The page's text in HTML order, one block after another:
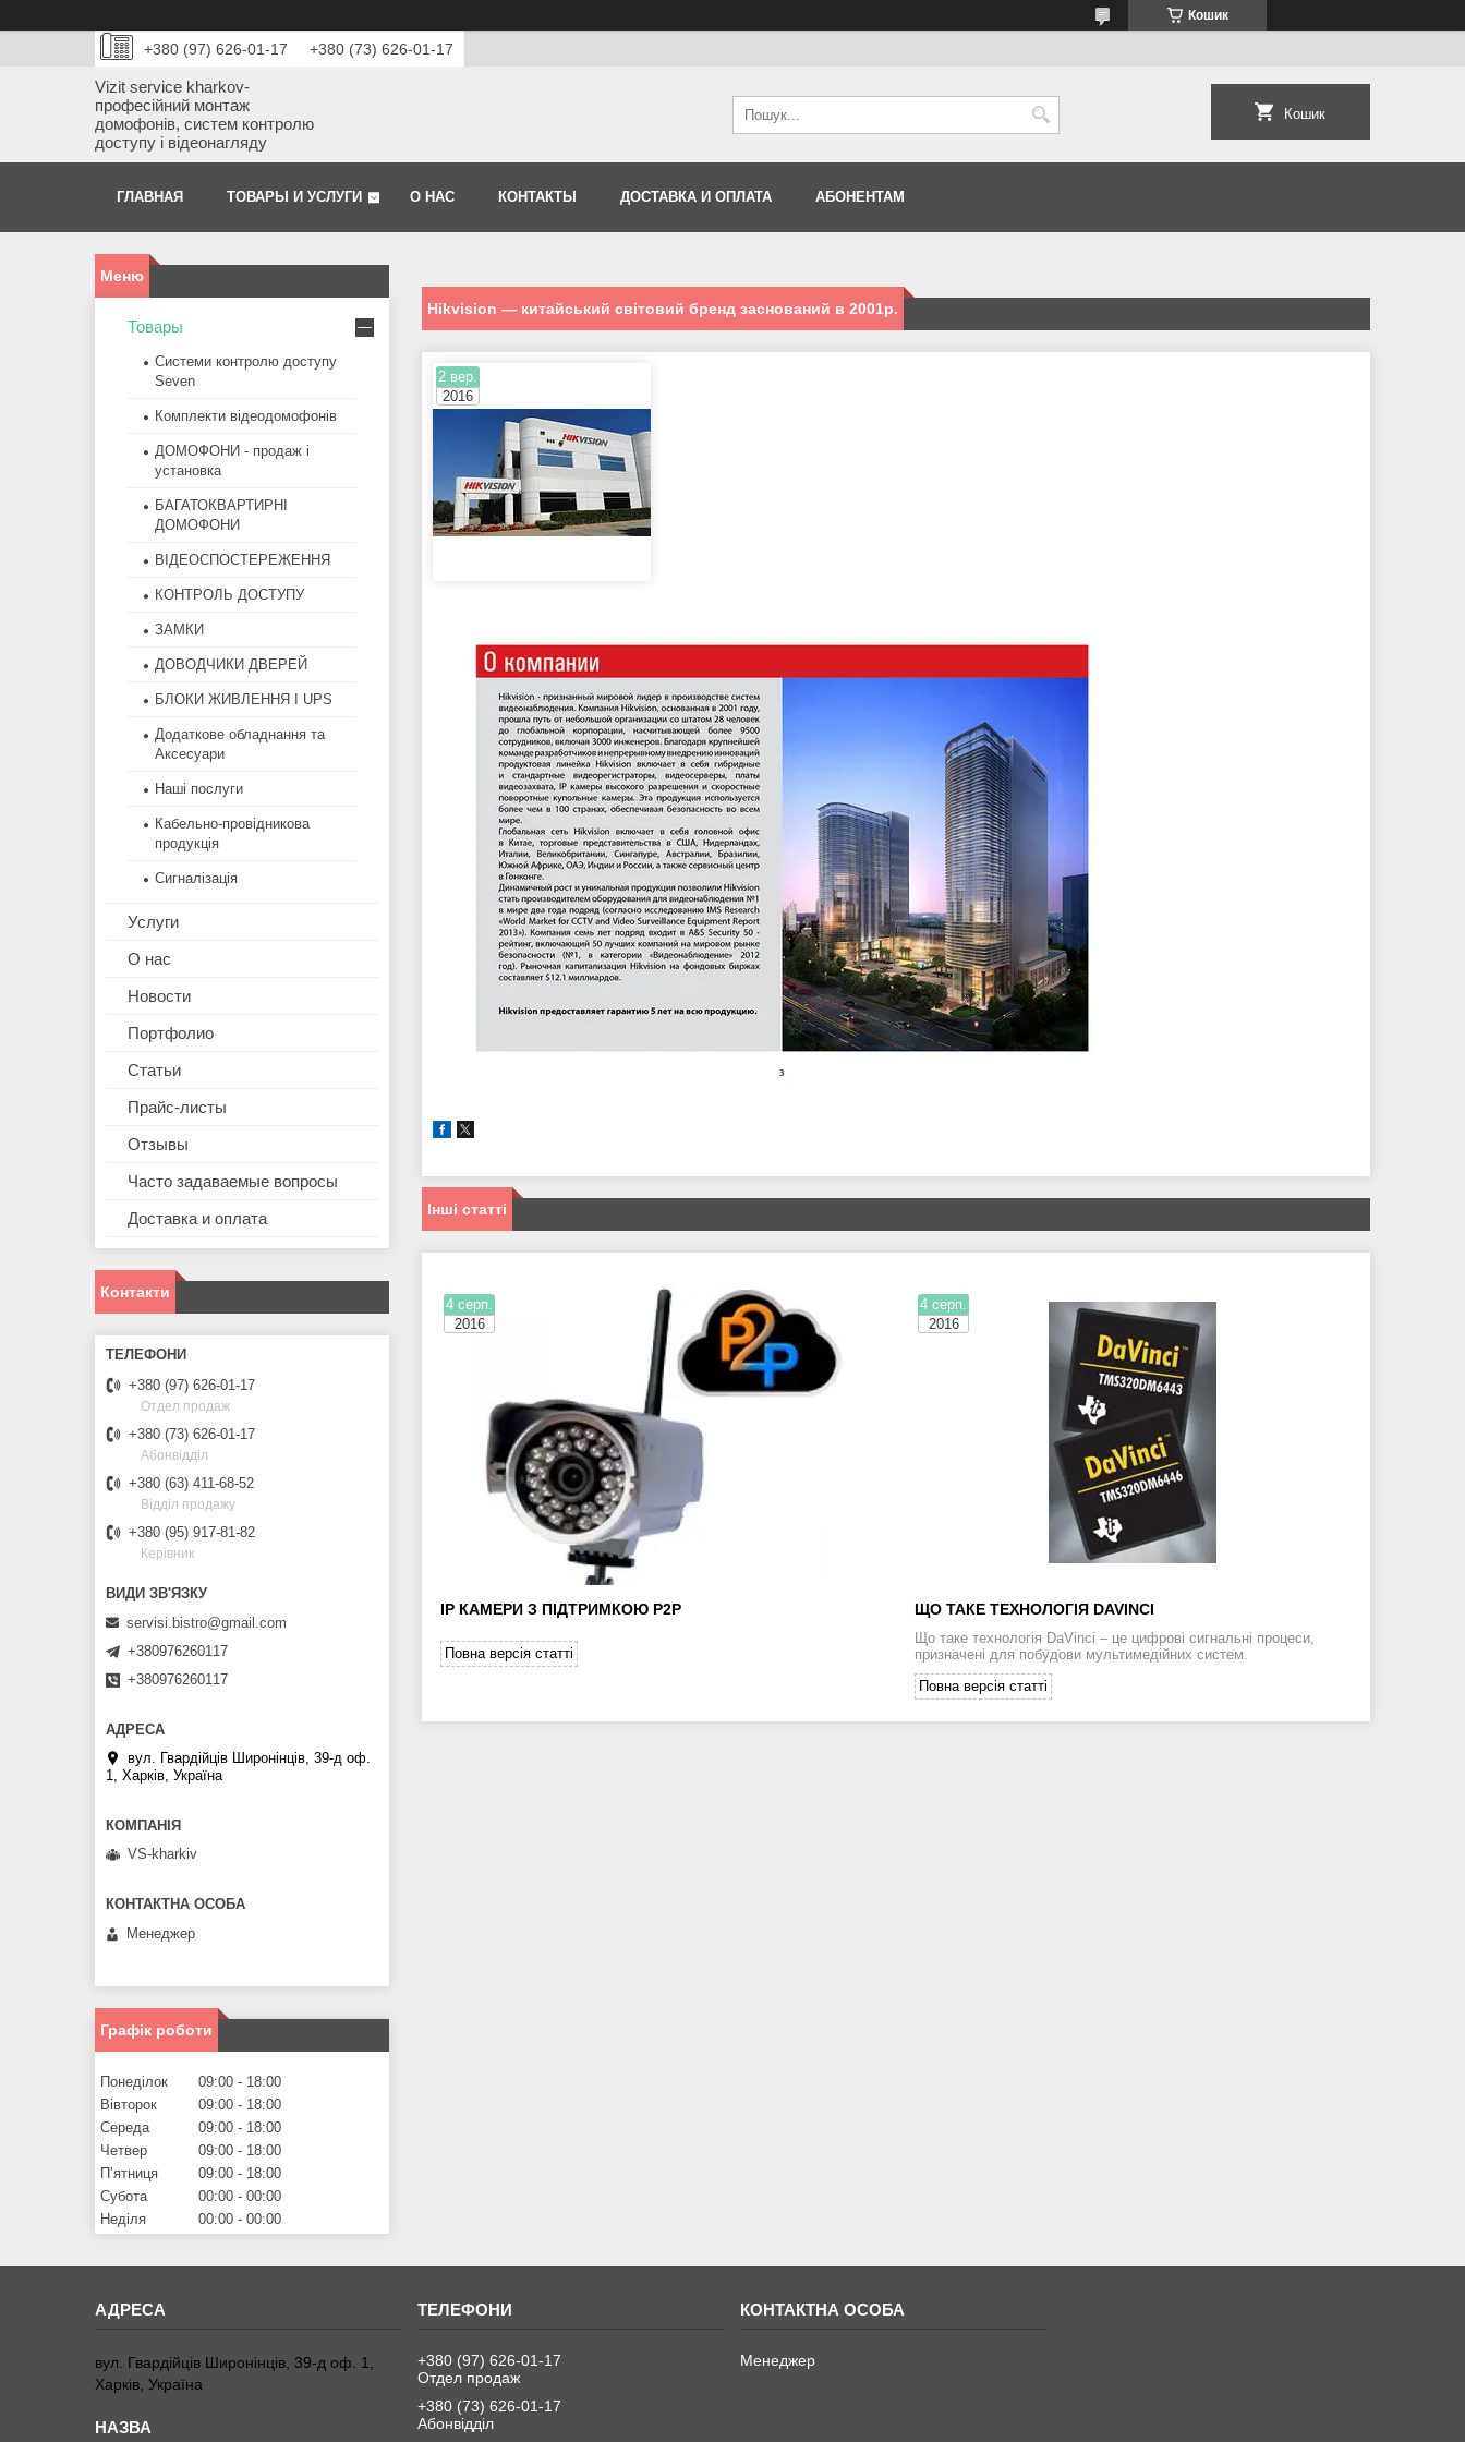
Кошик
+380 (97) 626-01-17 +380 (73) 626-01-17
Vizit service kharkov-
професійний монтаж
домофонів, систем контролю
доступу і відеонагляду
Кошик
ГЛАВНАЯ ТОВАРЫ И УСЛУГИ О НАС КОНТАКТЫ ДОСТАВКА И ОПЛАТА АБОНЕНТАМ
Hikvision — китайський світовий бренд заснований в 2001р.
2 вер.
2016
Інші статті
4 серп.
2016
IP КАМЕРИ З ПІДТРИМКОЮ P2P
Повна версія статті
4 серп.
2016
ЩО ТАКЕ ТЕХНОЛОГІЯ DAVINCI
Що таке технологія DaVinci – це цифрові сигнальні процеси,
призначені для побудови мультимедійних систем.
Повна версія статті
Товары
Системи контролю доступу
Seven
Комплекти відеодомофонів
ДОМОФОНИ - продаж і
установка
БАГАТОКВАРТИРНІ
ДОМОФОНИ
ВІДЕОСПОСТЕРЕЖЕННЯ
КОНТРОЛЬ ДОСТУПУ
ЗАМКИ
ДОВОДЧИКИ ДВЕРЕЙ
БЛОКИ ЖИВЛЕННЯ І UPS
Додаткове обладнання та
Аксесуари
Наші послуги
Кабельно-провідникова
продукція
Сигналізація
Услуги
О нас
Новости
Портфолио
Статьи
Прайс-листы
Отзывы
Часто задаваемые вопросы
Доставка и оплата
Контакти
+380 (97) 626-01-17
Отдел продаж
+380 (73) 626-01-17
Абонвідділ
+380 (63) 411-68-52
Відділ продажу
+380 (95) 917-81-82
Керівник
servisi.bistro@gmail.com
+380976260117
+380976260117
вул. Гвардійців Широнінців, 39-д оф.
1, Харків, Україна
VS-kharkiv
Менеджер
Графік роботи
Понеділок 09:00
18:00
Вівторок
09:00
18:00
Середа
09:00
18:00
Четвер
09:00
18:00
Пʼятниця
09:00
18:00
Субота
00:00
00:00
Неділя
00:00 00:00
вул. Гвардійців Широнінців, 39-д оф. 1,
Харків, Україна
+380 (97) 626-01-17
Отдел продаж
+380 (73) 626-01-17
Абонвідділ
Менеджер